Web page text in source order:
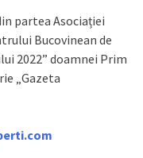
partea Asociației
Bucovinean de
2022” doamnei Prim
„Gazeta